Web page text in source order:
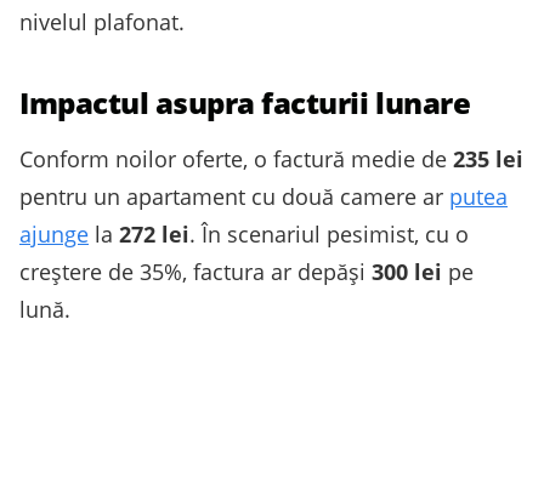
nivelul plafonat.
Impactul asupra facturii lunare
Conform noilor oferte, o factură medie de 235 lei
pentru un apartament cu două camere ar putea
ajunge la 272 lei. În scenariul pesimist, cu o
creștere de 35%, factura ar depăși 300 lei pe
lună.